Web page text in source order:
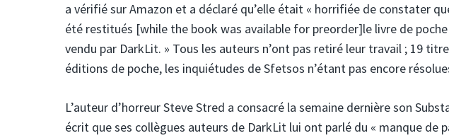
a vérifié sur Amazon et a déclaré qu’elle était « horrifiée de constater
été restitués [while the book was available for preorder]le livre de
vendu par DarkLit. » Tous les auteurs n’ont pas retiré leur travail ; 19
éditions de poche, les inquiétudes de Sfetsos n’étant pas encore
L’auteur d’horreur Steve Stred a consacré la semaine dernière son
écrit que ses collègues auteurs de DarkLit lui ont parlé du « manque de